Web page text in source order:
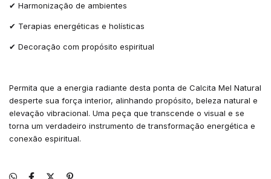
✔ Harmonização de ambientes
✔ Terapias energéticas e holísticas
✔ Decoração com propósito espiritual
Permita que a energia radiante desta ponta de Calcita Mel Natural
desperte sua força interior, alinhando propósito, beleza natural e
elevação vibracional. Uma peça que transcende o visual e se
torna um verdadeiro instrumento de transformação energética e
conexão espiritual.